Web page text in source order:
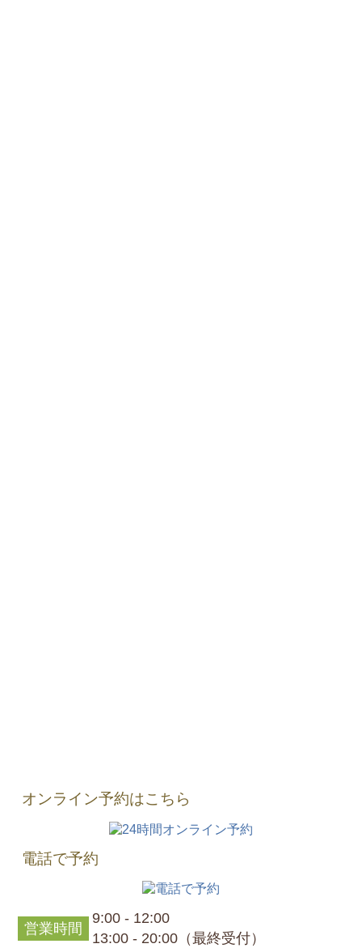
オンライン予約はこちら
電話で予約
営業時間
9:00 - 12:00
13:00 - 20:00（最終受付）